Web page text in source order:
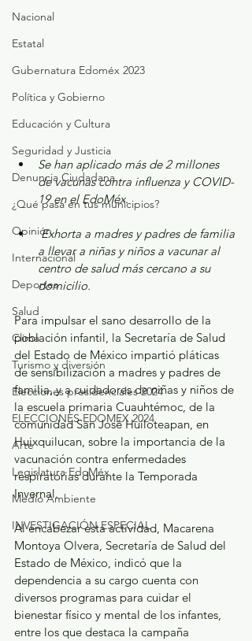
Nacional
Estatal
Gubernatura Edoméx 2023
Política y Gobierno
Educación y Cultura
Seguridad y Justicia
Denuncia Ciudadana
¿Qué pasa en tus municipios?
Opinión
Internacional
Deportes
Salud
Clima
Turismo y diversión
Elecciones presidenciales 2024
ELECCIONES EDOMEX 2024
Arte
Legislatura EdoMéx
Medio Ambiente
INVESTIGACIÓN ESPECIAL
Se han aplicado más de 2 millones
de vacunas contra influenza y COVID-
19 en el EdoMéx.
Exhorta a madres y padres de familia
a llevar a niñas y niños a vacunar al
centro de salud más cercano a su
domicilio.
Para impulsar el sano desarrollo de la
población infantil, la Secretaría de Salud
del Estado de México impartió pláticas
de sensibilización a madres y padres de
familia, y a cuidadores de niñas y niños de
la escuela primaria Cuauhtémoc, de la
comunidad San José Huiloteapan, en
Huixquilucan, sobre la importancia de la
vacunación contra enfermedades
respiratorias durante la Temporada
Invernal.
Al encabezar esta actividad, Macarena
Montoya Olvera, Secretaría de Salud del
Estado de México, indicó que la
dependencia a su cargo cuenta con
diversos programas para cuidar el
bienestar físico y mental de los infantes,
entre los que destaca la campaña